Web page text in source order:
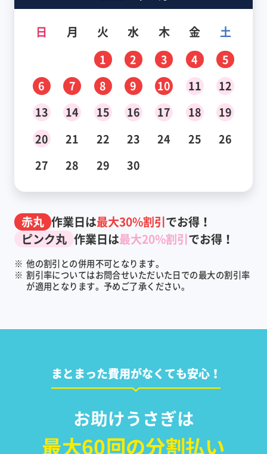
日 月 火 水 木 金 土
1 2 3 4
5
6
7 8 9 10 11
12
13
14 15 16 17 18
19
20
21 22 23 24 25
26
27
28 29 30
赤丸 作業日は最大30%割引でお得！
ピンク丸 作業日は最大20%割引でお得！
※ 他の割引との併用不可となります。
※ 割引率についてはお問合せいただいた日での最大の割引率
が適用となります。予めご了承ください。
まとまった費用がなくても安心！
お助けうさぎは
最大60回の分割払い